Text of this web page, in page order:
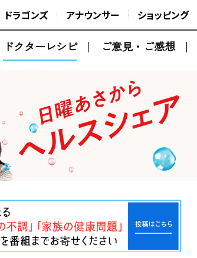
ドラゴンズ アナウンサー ショッピング
ドクターレシピ ご意見・ご感想